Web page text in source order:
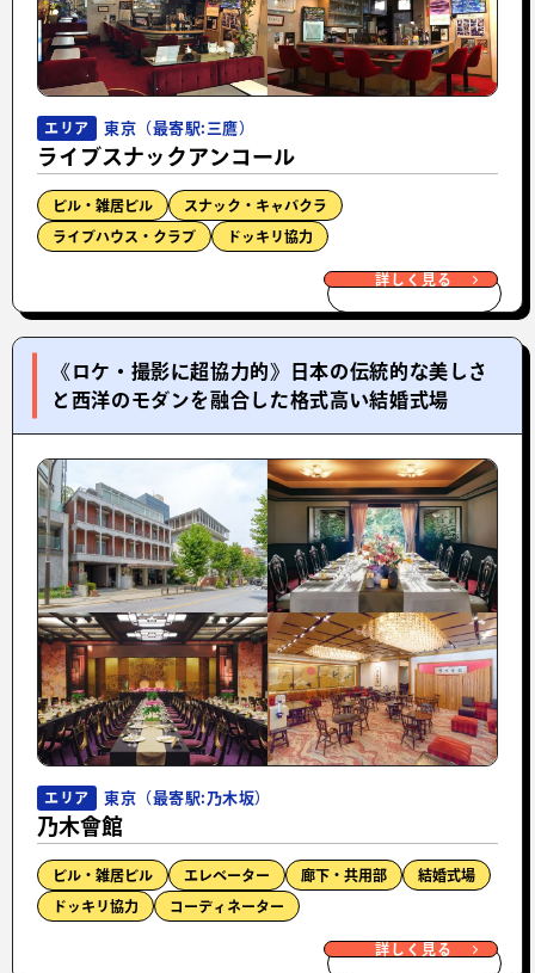
エリア 東京（最寄駅:三鷹）
ライブスナックアンコール
ビル・雑居ビル スナック・キャバクラ
ライブハウス・クラブ ドッキリ協力
詳しく見る
《ロケ・撮影に超協力的》日本の伝統的な美しさ
と西洋のモダンを融合した格式高い結婚式場
エリア 東京（最寄駅:乃木坂）
乃木會館
ビル・雑居ビル エレベーター 廊下・共用部 結婚式場
ドッキリ協力 コーディネーター
詳しく見る